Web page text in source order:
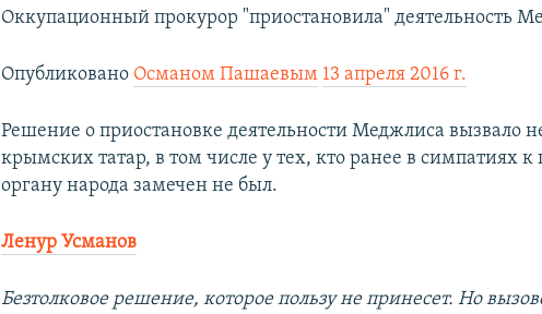
Оккупационный прокурор "приостановила" деятельность
Опубликовано Османом Пашаевым 13 апреля 2016 г.
Решение о приостановке деятельности Меджлиса вызвало
крымских татар, в том числе у тех, кто ранее в симпатиях к
органу народа замечен не был.
Ленур Усманов
Безтолковое решение, которое пользу не принесет. Но